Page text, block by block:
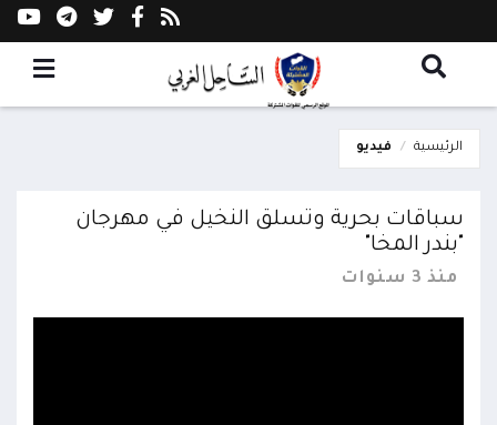
الرئيسية فيديو
سباقات بحرية وتسلق النخيل في مهرجان
"بندر المخا"
منذ 3 سنوات